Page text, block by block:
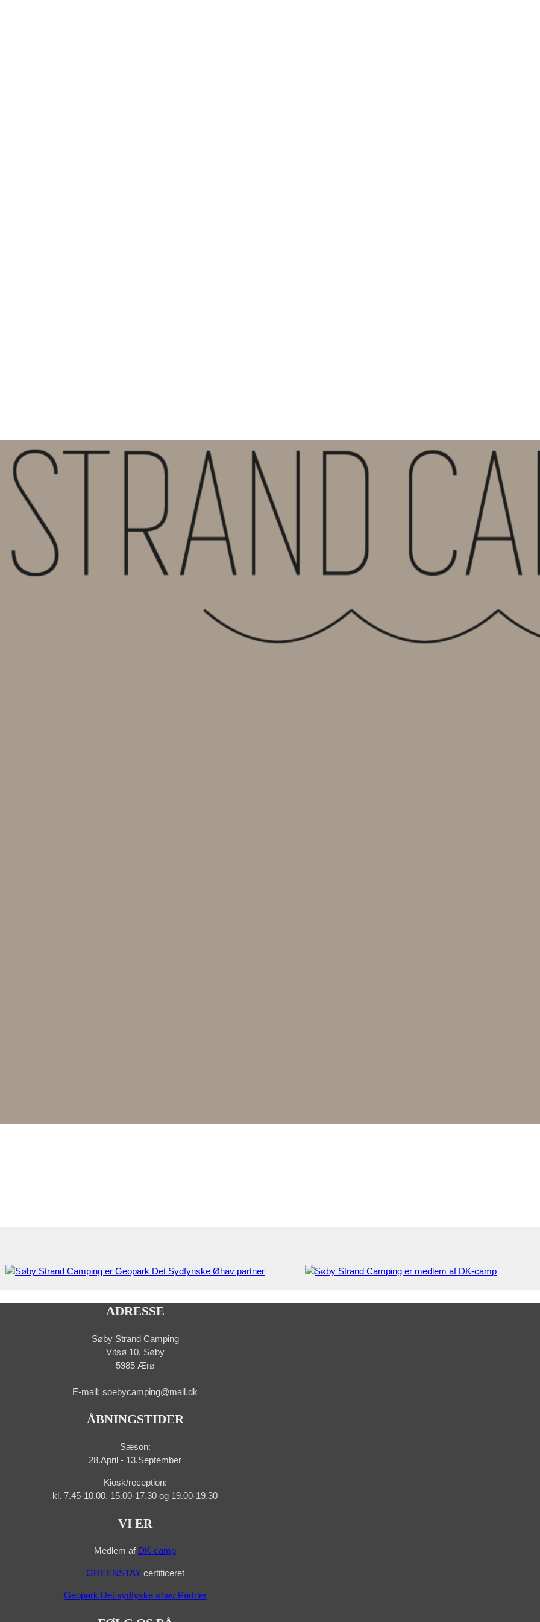
ADRESSE
Søby Strand Camping
Vitsø 10, Søby
5985 Ærø
E-mail: soebycamping@mail.dk
ÅBNINGSTIDER
Sæson:
28.April - 13.September
Kiosk/reception:
kl. 7.45-10.00, 15.00-17.30 og 19.00-19.30
VI ER
Medlem af DK-camp
GREENSTAYcertificeret
Geopark Det sydfyske øhav Partner